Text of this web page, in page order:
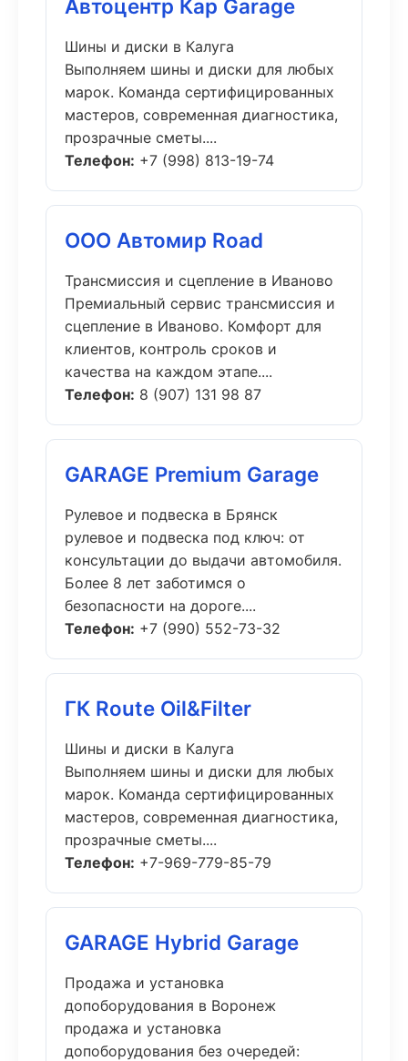
Автоцентр Кар Garage
Шины и диски в Калуга
Выполняем шины и диски для любых
марок. Команда сертифицированных
мастеров, современная диагностика,
прозрачные сметы....
Телефон: +7 (998) 813-19-74
ООО Автомир Road
Трансмиссия и сцепление в Иваново
Премиальный сервис трансмиссия и
сцепление в Иваново. Комфорт для
клиентов, контроль сроков и
качества на каждом этапе....
Телефон: 8 (907) 131 98 87
GARAGE Premium Garage
Рулевое и подвеска в Брянск
рулевое и подвеска под ключ: от
консультации до выдачи автомобиля.
Более 8 лет заботимся о
безопасности на дороге....
Телефон: +7 (990) 552-73-32
ГК Route Oil&Filter
Шины и диски в Калуга
Выполняем шины и диски для любых
марок. Команда сертифицированных
мастеров, современная диагностика,
прозрачные сметы....
Телефон: +7-969-779-85-79
GARAGE Hybrid Garage
Продажа и установка
допоборудования в Воронеж
продажа и установка
допоборудования без очередей: